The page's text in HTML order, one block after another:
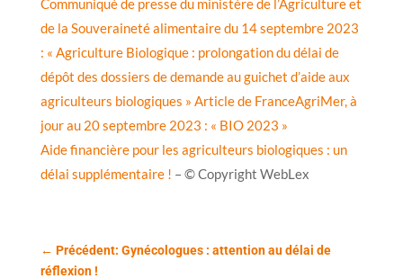
Communiqué de presse du ministère de l’Agriculture et
de la Souveraineté alimentaire du 14 septembre 2023
: « Agriculture Biologique : prolongation du délai de
dépôt des dossiers de demande au guichet d’aide aux
agriculteurs biologiques » Article de FranceAgriMer, à
jour au 20 septembre 2023 : « BIO 2023 »
Aide financière pour les agriculteurs biologiques : un
délai supplémentaire ! – © Copyright WebLex
← Précédent: Gynécologues : attention au délai de
réflexion !